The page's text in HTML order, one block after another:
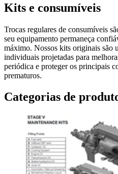
Kits e consumíveis
Trocas regulares de consumíveis
seu equipamento permaneça
máximo. Nossos kits originais são
individuais projetadas para
periódica e proteger os principais
prematuros.
Categorias de